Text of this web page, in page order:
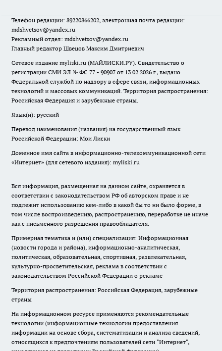
Телефон редакции: 89220866202, электронная почта редакции:
mdshvetsov@yandex.ru
Рекламный отдел: mdshvetsov@yandex.ru
Главный редактор Швецов Максим Дмитриевич
Сетевое издание myliski.ru (МАЙЛИСКИ.РУ). Свидетельство о
регистрации СМИ ЭЛ № ФС 77 - 90907 от 13.02.2026 г., выдано
Федеральной службой по надзору в сфере связи, информационных
технологий и массовых коммуникаций. Территория распространения:
Российская Федерация и зарубежные страны.
Язык(и): русский
Перевод наименования (названия) на государственный язык
Российской Федерации: Мои Лиски
Доменное имя сайта в информационно-телекоммуникационной сети
«Интернет» (для сетевого издания): myliski.ru
Вся информация, размещенная на данном сайте, охраняется в
соответствии с законодательством РФ об авторском праве и не
подлежит использованию кем-либо в какой бы то ни было форме, в
том числе воспроизведению, распространению, переработке не иначе
как с письменного разрешения правообладателя.
Примерная тематика и (или) специализация: Информационная
(новости города и района), информационно-аналитическая,
политическая, образовательная, спортивная, развлекательная,
культурно-просветительская, реклама в соответствии с
законодательством Российской Федерации о рекламе
Территория распространения: Российская Федерация, зарубежные
страны
На информационном ресурсе применяются рекомендательные
технологии (информационные технологии предоставления
информации на основе сбора, систематизации и анализа сведений,
относящихся к предпочтениям пользователей сети "Интернет",